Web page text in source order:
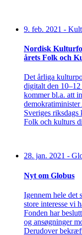
9. feb. 2021 -
Nordisk
årets Folk och
Det årliga
digitalt den
kommer bl.a. att
Sveriges
Folk och kulturs
28. jan. 2021 -
Nyt om Globus
Igennem hele det
store interesse vi
Fonden har
og ansøgninger
Derudover